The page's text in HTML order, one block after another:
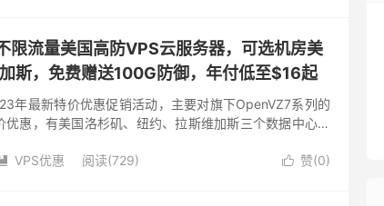
限流量美国高防VPS云服务器，可选机房美
斯，免费赠送100G防御，年付低至$16起
年最新特价优惠促销活动，主要对旗下OpenVZ7系列的
惠，有美国洛杉矶、纽约、拉斯维加斯三个数据中心可
 赞(0)
 VPS优惠 阅读(729)